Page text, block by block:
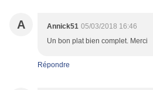
A Annick51 05/03/2018 16:46
Un bon plat bien complet. Merci
Répondre